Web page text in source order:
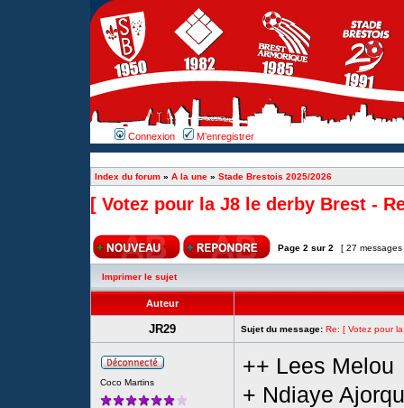
Connexion M’enregistrer
Index du forum » A la une » Stade Brestois 2025/2026
[ Votez pour la J8 le derby Brest -
Page 2 sur 2 [ 27
Imprimer le sujet
Auteur
JR29 Sujet du message: Re: [ Votez pour
Coco Martins
++ Lees Melou
+ Ndiaye